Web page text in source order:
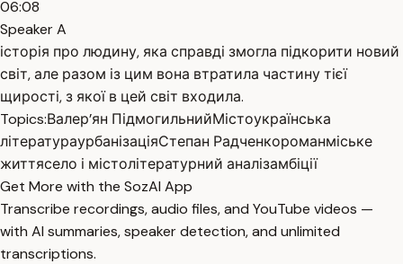
06:08
Speaker A
історія про людину, яка справді змогла підкорити новий
світ, але разом із цим вона втратила частину тієї
щирості, з якої в цей світ входила.
Topics:Валер’ян ПідмогильнийМістоукраїнська
літератураурбанізаціяСтепан Радченкороманміське
життясело і містолітературний аналізамбіції
Get More with the SozAI App
Transcribe recordings, audio files, and YouTube videos —
with AI summaries, speaker detection, and unlimited
transcriptions.